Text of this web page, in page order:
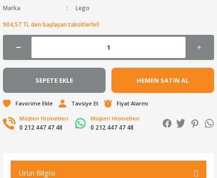
Marka
Lego
904,57 TL den başlayan taksitlerle!!
SEPETE EKLE HEMEN SATIN AL
Tavsiye Et Fiyat Alarmı
Müşteri Hizmetleri
0 212 447 47 48
Müşteri Hizmetleri
0 212 447 47 48
Ürün Bilgisi